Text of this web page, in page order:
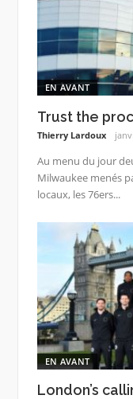
EN AVANT
Trust the
Thierry Lardoux
Au menu du jour
Milwaukee menés
locaux, les 76ers...
EN AVANT
London’s